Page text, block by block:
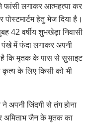
लगाकर आत्महत्या कर
हेतु भेज दिया है।
42 वर्षीय शुभखेड़ा निवासी
में फंदा लगाकर अपनी
है कि मृतक के पास से सुसाइट
के लिए किसी को भी
अपनी जिंदगी से तंग होना
अमिताभ जैन के मृतक का